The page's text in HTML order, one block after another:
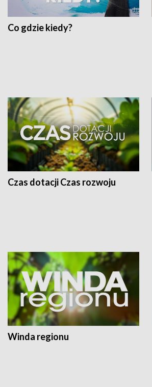
Co gdzie kiedy?
Czas dotacji Czas rozwoju
Winda regionu